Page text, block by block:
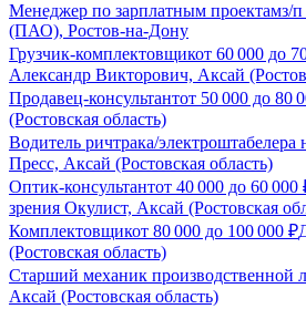
Менеджер по зарплатным проектамз/п
(ПАО), Ростов-на-Дону
Грузчик-комплектовщикот 60 000 до
Александр Викторович, Аксай
Продавец-консультантот 50 000 до 80
(Ростовская область)
Водитель ричтрака/электроштабелера
Пресс, Аксай (Ростовская область)
Оптик-консультантот 40 000 до 60 000
зрения Окулист, Аксай (Ростовская
Комплектовщикот 80 000 до 100 000 ₽
(Ростовская область)
Старший механик производственной
Аксай (Ростовская область)